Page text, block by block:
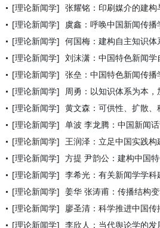
[理论新闻学] 张耀铭：印刷媒介的建构
[理论新闻学] 虞鑫：呼唤中国新闻传
[理论新闻学] 何国梅：建构自主知识体系 推
[理论新闻学] 刘沫潇：中国特色新闻学自主知识
[理论新闻学] 张垒：中国特色新闻传播学自主知
[理论新闻学] 周勇：以知识体系为本，加快构建
[理论新闻学] 黄文森：可供性、扩散、
[理论新闻学] 单波 李龙腾：中国新闻话
[理论新闻学] 王润泽：立足中国实践构
[理论新闻学] 方提 尹韵公：建构中国特
[理论新闻学] 李希光：有关新闻学学
[理论新闻学] 姜华 张涛甫：传播结构变
[理论新闻学] 廖圣清：科学推进中国
[理论新闻学] 李欣人：当代舆论学的发